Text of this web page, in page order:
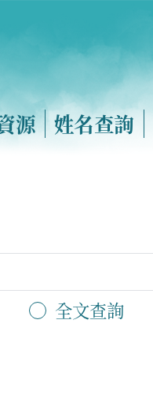
源 姓名查詢
全文查詢